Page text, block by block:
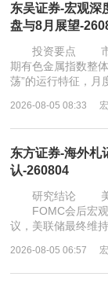
东吴证券-宏观深
盘与8月展望-
投资要点 市场
期有色金属指数整
荡”的运行特征，月
2026-08-05 08:33
东方证券-海外札
认-260804
研究结论 美联
FOMC会后宏观
议，美联储最终维
2026-08-05 06:57